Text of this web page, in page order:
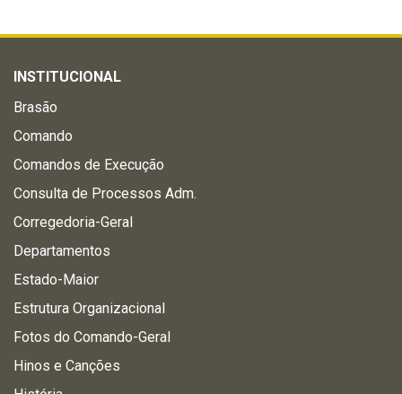
INSTITUCIONAL
Brasão
Comando
Comandos de Execução
Consulta de Processos Adm.
Corregedoria-Geral
Departamentos
Estado-Maior
Estrutura Organizacional
Fotos do Comando-Geral
Hinos e Canções